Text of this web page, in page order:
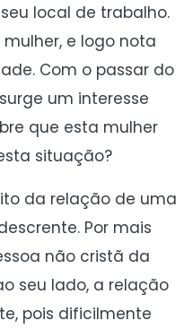
local de trabalho.
e logo nota
Com o passar do
um interesse
que esta mulher
situação?
da relação de uma
Por mais
não cristã da
seu lado, a relação
pois dificilmente